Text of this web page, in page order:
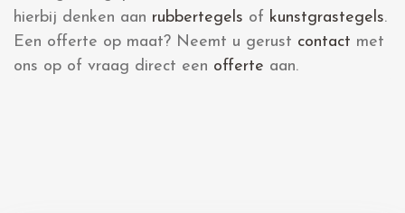
hierbij denken aan rubbertegels of kunstgrastegels.
Een offerte op maat? Neemt u gerust contact met
ons op of vraag direct een offerte aan.